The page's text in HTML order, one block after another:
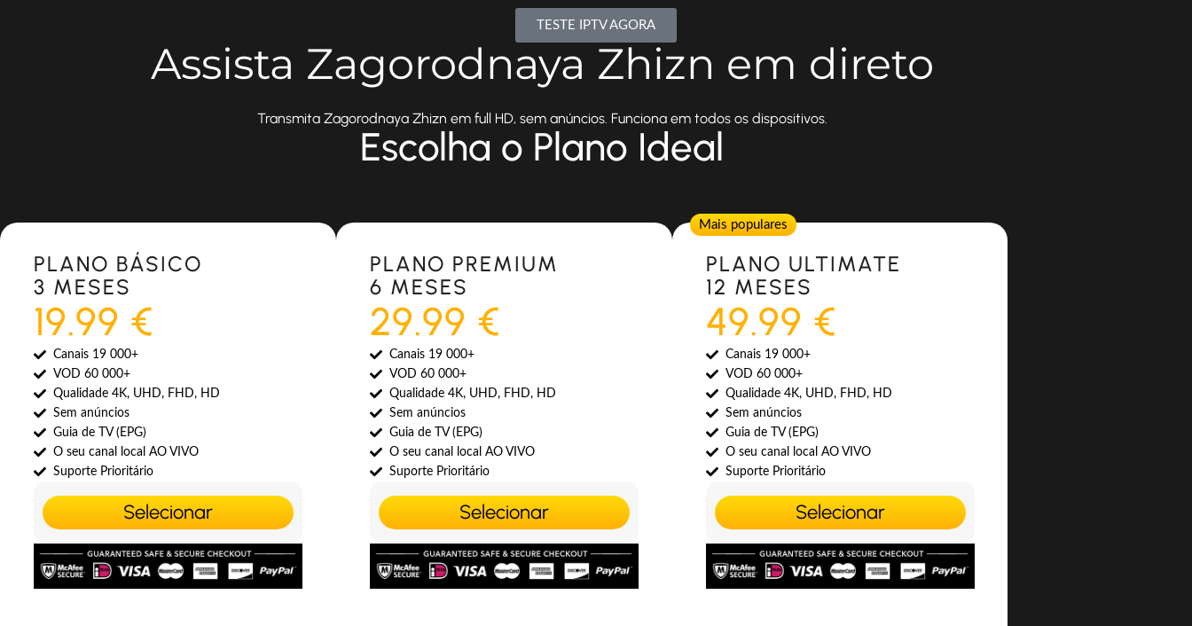
TESTE IPTV AGORA
Assista Zagorodnaya Zhizn em direto
Transmita Zagorodnaya Zhizn em full HD, sem anúncios. Funciona em todos os dispositivos.
Escolha o Plano Ideal
Most Popular
PLANO BÁSICO
3 MESES
19.99 €
Canais 19 000+
VOD 60 000+
Qualidade 4K, UHD, FHD, HD
Sem anúncios
Guia de TV (EPG)
O seu canal local AO VIVO
Suporte Prioritário
Selecionar
Most Popular
PLANO PREMIUM
6 MESES
29.99 €
Canais 19 000+
VOD 60 000+
Qualidade 4K, UHD, FHD, HD
Sem anúncios
Guia de TV (EPG)
O seu canal local AO VIVO
Suporte Prioritário
Selecionar
Mais populares
PLANO ULTIMATE
12 MESES
49.99 €
Canais 19 000+
VOD 60 000+
Qualidade 4K, UHD, FHD, HD
Sem anúncios
Guia de TV (EPG)
O seu canal local AO VIVO
Suporte Prioritário
Selecionar